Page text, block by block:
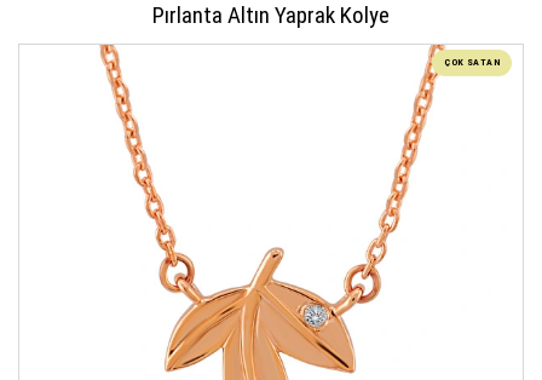
Pırlanta Altın Yaprak Kolye
ÇOK SATAN